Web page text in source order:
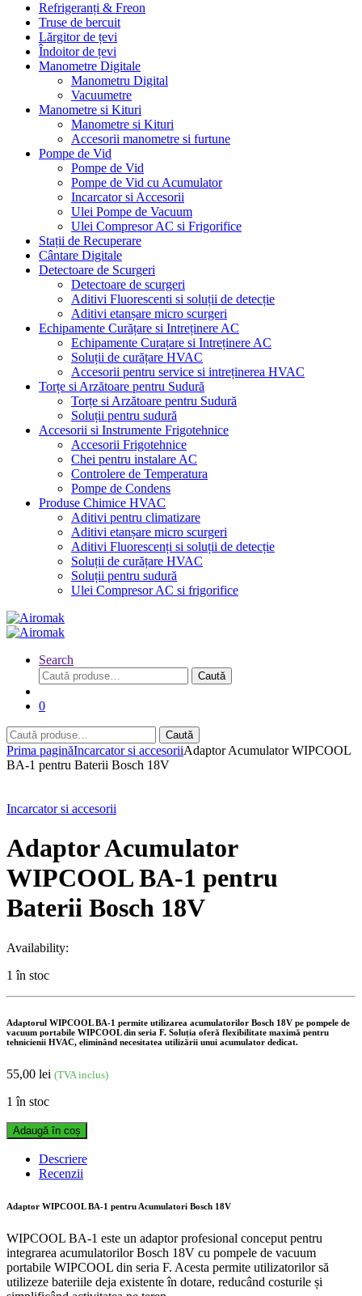
Refrigeranți & Freon
Truse de bercuit
Lărgitor de țevi
Îndoitor de țevi
Manometre Digitale
Manometru Digital
Vacuumetre
Manometre si Kituri
Manometre si Kituri
Accesorii manometre si furtune
Pompe de Vid
Pompe de Vid
Pompe de Vid cu Acumulator
Incarcator si Accesorii
Ulei Pompe de Vacuum
Ulei Compresor AC si Frigorifice
Stații de Recuperare
Cântare Digitale
Detectoare de Scurgeri
Detectoare de scurgeri
Aditivi Fluorescenti si soluții de detecție
Aditivi etanșare micro scurgeri
Echipamente Curățare si Intreținere AC
Echipamente Curațare si Intreținere AC
Soluții de curățare HVAC
Accesorii pentru service si intreținerea HVAC
Torțe si Arzătoare pentru Sudură
Torțe si Arzătoare pentru Sudură
Soluții pentru sudură
Accesorii si Instrumente Frigotehnice
Accesorii Frigotehnice
Chei pentru instalare AC
Controlere de Temperatura
Pompe de Condens
Produse Chimice HVAC
Aditivi pentru climatizare
Aditivi etanșare micro scurgeri
Aditivi Fluorescenți si soluții de detecție
Soluții de curățare HVAC
Soluții pentru sudură
Ulei Compresor AC si frigorifice
Search
Caută
după:
Caută
0
Caută
după:
Caută
Prima paginăIncarcator si accesoriiAdaptor Acumulator WIPCOOL
BA-1 pentru Baterii Bosch 18V
Incarcator si accesorii
Adaptor Acumulator
WIPCOOL BA-1 pentru
Baterii Bosch 18V
Availability:
1 în stoc
Adaptorul WIPCOOL BA-1 permite utilizarea acumulatorilor Bosch 18V pe pompele de
vacuum portabile WIPCOOL din seria F. Soluția oferă flexibilitate maximă pentru
tehnicienii HVAC, eliminând necesitatea utilizării unui acumulator dedicat.
55,00 lei (TVA inclus)
1 în stoc
Adaptor
Acumulator
WIPCOOL
BA-
pentru
Baterii
18V
quantity
Adaugă în coș
Descriere
Recenzii
Adaptor WIPCOOL BA-1 pentru Acumulatori Bosch 18V
WIPCOOL BA-1 este un adaptor profesional conceput pentru
integrarea acumulatorilor Bosch 18V cu pompele de vacuum
portabile WIPCOOL din seria F. Acesta permite utilizatorilor să
utilizeze bateriile deja existente în dotare, reducând costurile și